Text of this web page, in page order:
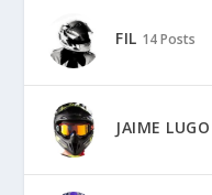
FIL 14 Posts
JAIME LUGO